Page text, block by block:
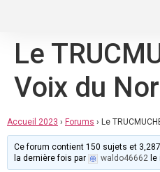
Le
Voix du
Accueil 2023 › Forums › Le
Ce forum contient 150 sujets et
la dernière fois par
waldo46662 le